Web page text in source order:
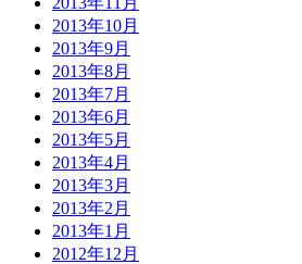
2013年10月
2013年9月
2013年8月
2013年7月
2013年6月
2013年5月
2013年4月
2013年3月
2013年2月
2013年1月
2012年12月